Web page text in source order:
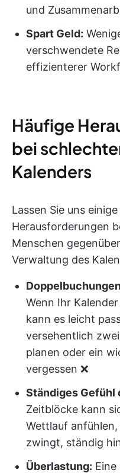
und
Spart Geld:
verschwendete
effizienterer
Häufige
bei
Kalenders
Lassen Sie uns
Herausforderungen
Menschen
Verwaltung des
Wenn Ihr
kann es leicht
versehentlich
planen oder ein
vergessen ❌
Ständiges Gefühl
Zeitblöcke kann
Wettlauf
zwingt, ständig
Überlastung: